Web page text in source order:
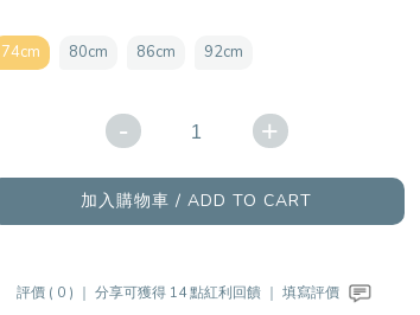
74cm 80cm 86cm 92cm
- +
加入購物車 / ADD TO CART
評價 ( 0 ) ｜分享可獲得 14 點紅利回饋 ｜填寫評價